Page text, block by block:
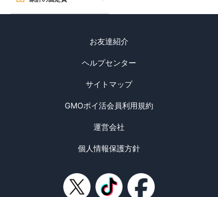
お友達紹介
ヘルプセンター
サイトマップ
GMOポイ活会員利用規約
運営会社
個人情報保護方針